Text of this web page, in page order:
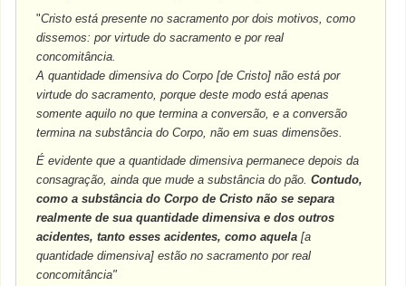
"Cristo está presente no sacramento por dois motivos, como
dissemos: por virtude do sacramento e por real
concomitância.
A quantidade dimensiva do Corpo [de Cristo] não está por
virtude do sacramento, porque deste modo está apenas
somente aquilo no que termina a conversão, e a conversão
termina na substância do Corpo, não em suas dimensões.
É evidente que a quantidade dimensiva permanece depois da
consagração, ainda que mude a substância do pão.Contudo,
como a substância do Corpo de Cristo não se separa
realmente de sua quantidade dimensiva e dos outros
acidentes, tanto esses acidentes, como aquela[a
quantidade dimensiva] estão no sacramento por real
concomitância"